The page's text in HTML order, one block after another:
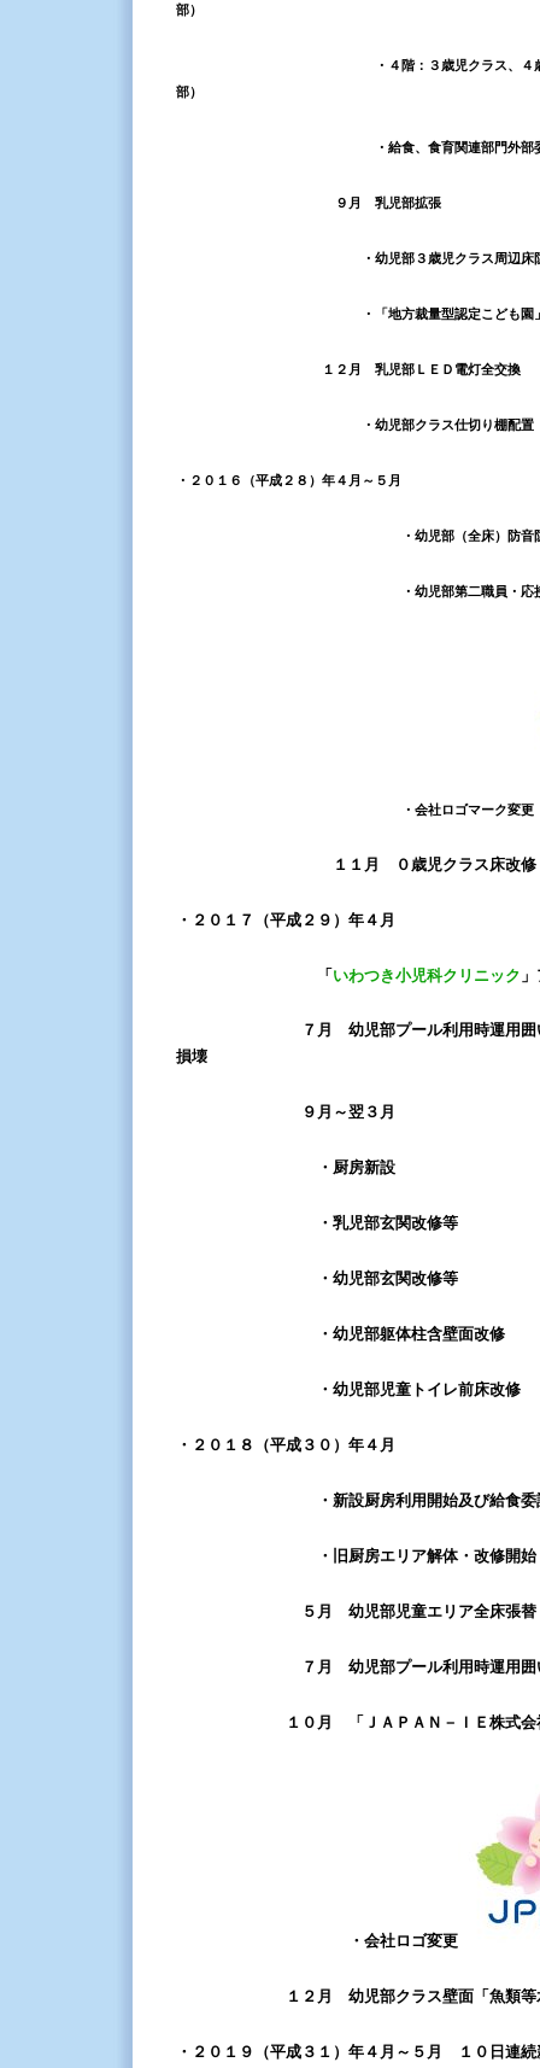
部）
・４階：３歳児クラス、４歳児クラス
部）
・給食、食育関連部門外部
９月 乳児部拡張
・幼児部３歳児クラス周辺床防
・「地方裁量型認定こども園」用
１２月 乳児部ＬＥＤ電灯全交換
・幼児部クラス仕切り棚配置
・２０１６（平成２８）年４月～５月
・幼児部（全床）防音防振解
・幼児部第二職員・応接室
・会社ロゴマーク変更
１１月 ０歳児クラス床改修
・２０１７（平成２９）年４月
「 いわつき小児科クリニック
７月 幼児部プール利用時運用
損壊
９月～翌３月
・厨房新設
・乳児部玄関改修等
・幼児部玄関改修等
・幼児部躯体柱含壁面改修
・幼児部児童トイレ前床改修
・２０１８（平成３０）年４月
・新設厨房利用開始及び給食委託新
・旧厨房エリア解体・改修開始
５月 幼児部児童エリア全床張替
７月 幼児部プール利用時運用囲い
１０月 「ＪＡＰＡＮ－ＩＥ株式
・会社ロゴ変更
１２月 幼児部クラス壁面「魚類等水
・２０１９（平成３１）年４月～５月 １０日連続